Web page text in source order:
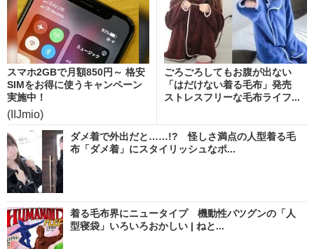
スマホ2GBで月額850円～ 格安
SIMをお得に使うキャンペーン
実施中！
(IIJmio)
ごろごろしてもお腹が出ない
「はだけない着る毛布」発売
ストレスフリーな毛布ライフ...
ダメ着で外出だと……!? 怪しさ満点の人型着る毛
布「ダメ着」にスタイリッシュなポ...
着る毛布界にニュータイプ 機動性バツグンの「人
型寝袋」いろいろおかしい | ねと...